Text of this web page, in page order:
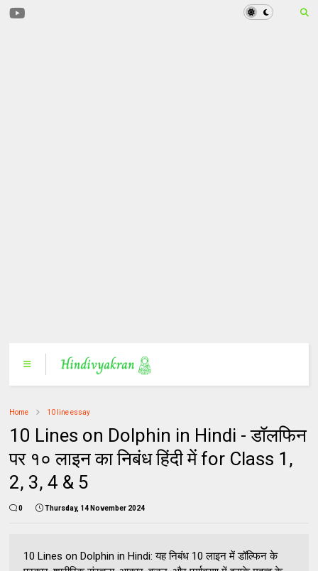
Home 10 line essay
10 Lines on Dolphin in Hindi - डॉलफिन
पर १० लाइन का निबंध हिंदी में for Class 1,
2, 3, 4 & 5
0 Thursday, 14 November 2024
10 Lines on Dolphin in Hindi: यह निबंध 10 लाइन में डॉल्फिन के